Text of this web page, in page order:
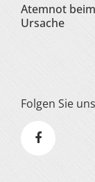
Atemnot
Ursache
Folgen Sie uns